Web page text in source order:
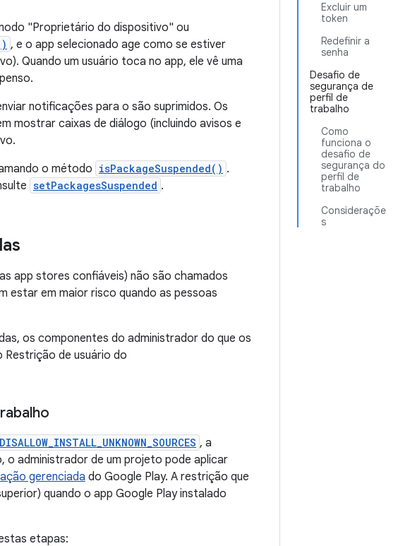
Excluir um
token
Redefinir a
senha
Desafio de
segurança de
perfil de
trabalho
Como
funciona o
desafio de
segurança do
perfil de
trabalho
Consideraçõe
s
"Proprietário do dispositivo" ou
, e o app selecionado age como se estiver
Quando um usuário toca no app, ele vê uma
notificações para o são suprimidos. Os
mostrar caixas de diálogo (incluindo avisos e
o método isPackageSuspended() .
setPackagesSuspended .
app stores confiáveis) não são chamados
estar em maior risco quando as pessoas
os componentes do administrador do que os
de usuário do
DISALLOW_INSTALL_UNKNOWN_SOURCES , a
administrador de um projeto pode aplicar
gerenciada do Google Play. A restrição que
quando o app Google Play instalado
etapas: